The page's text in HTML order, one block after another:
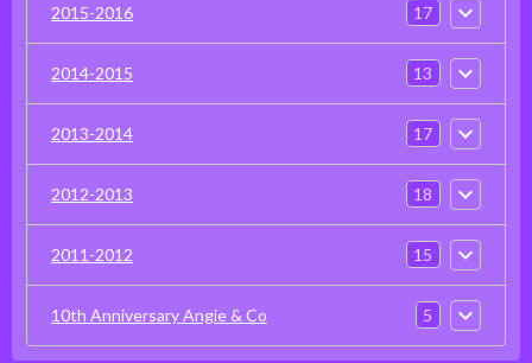
2015-2016 17
2014-2015 13
2013-2014 17
2012-2013 18
2011-2012 15
10th Anniversary Angie & Co 5